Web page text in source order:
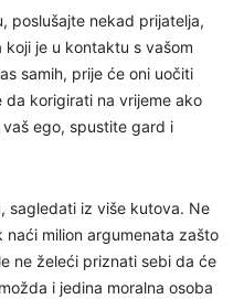
poslušajte nekad prijatelja,
je u kontaktu s vašom
samih, prije će oni uočiti
da korigirati na vrijeme ako
ego, spustite gard i
sagledati iz više kutova. Ne
milion argumenata zašto
ne želeći priznati sebi da će
i jedina moralna osoba